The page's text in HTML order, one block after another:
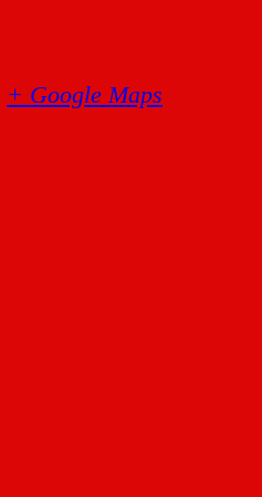
+ Google Maps